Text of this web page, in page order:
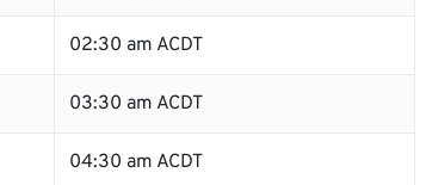
02:30 am ACDT
03:30 am ACDT
04:30 am ACDT